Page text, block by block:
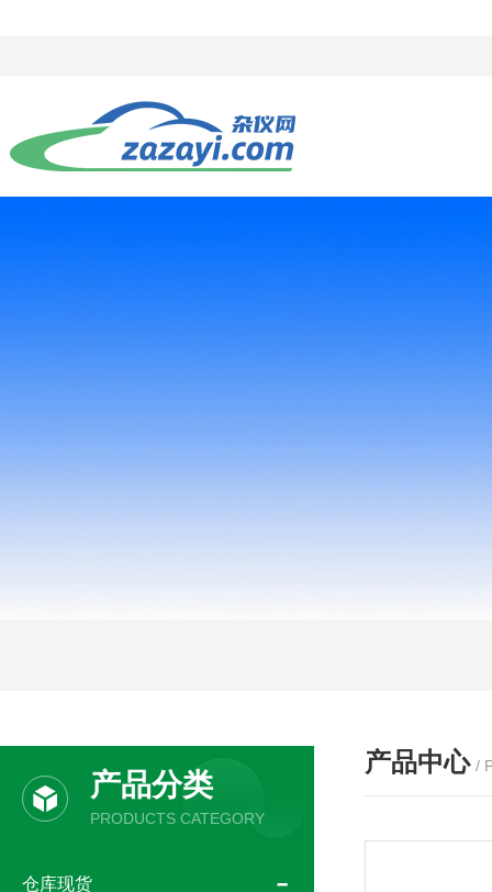
产品中心 /
产品分类
PRODUCTS CATEGORY
仓库现货